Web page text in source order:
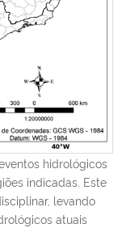
hidrológicos
indicadas. Este
levando
atuais